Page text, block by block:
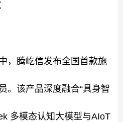
，腾屹信发布全国首款施
。该产品深度融合“具身智
多模态认知大模型与AIoT